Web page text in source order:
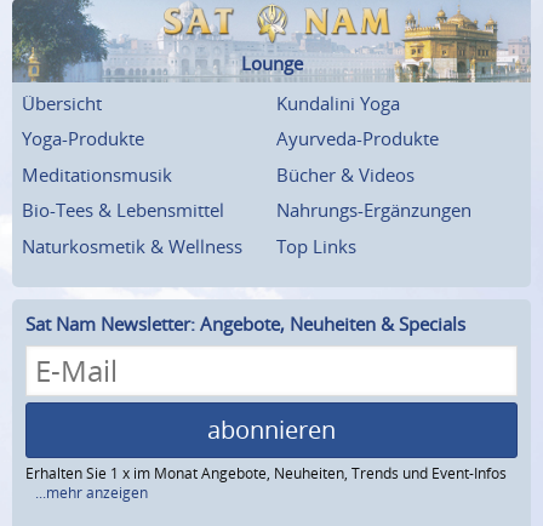
Lounge
Übersicht
Kundalini Yoga
Yoga-Produkte
Ayurveda-Produkte
Meditationsmusik
Bücher & Videos
Bio-Tees & Lebensmittel
Nahrungs-Ergänzungen
Naturkosmetik & Wellness
Top Links
Sat Nam Newsletter: Angebote, Neuheiten & Specials
abonnieren
Erhalten Sie 1 x im Monat Angebote, Neuheiten, Trends und Event-Infos
...mehr anzeigen